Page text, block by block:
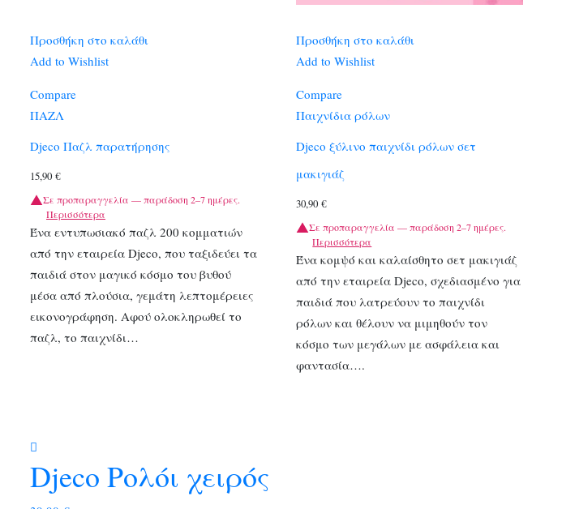
Προσθήκη στο καλάθι
Add to Wishlist
Compare
ΠΑΖΛ
Djeco Παζλ παρατήρησης
15,90 €
Σε προπαραγγελία — παράδοση 2–7 ημέρες.
Περισσότερα
Ένα εντυπωσιακό παζλ 200 κομματιών
από την εταιρεία Djeco, που ταξιδεύει τα
παιδιά στον μαγικό κόσμο του βυθού
μέσα από πλούσια, γεμάτη λεπτομέρειες
εικονογράφηση. Αφού ολοκληρωθεί το
παζλ, το παιχνίδι…
Προσθήκη στο καλάθι
Add to Wishlist
Compare
Παιχνίδια ρόλων
Djeco ξύλινο παιχνίδι ρόλων σετ
μακιγιάζ
30,90€
Σε προπαραγγελία — παράδοση 2–7 ημέρες.
Περισσότερα
Ένα κομψό και καλαίσθητο σετ μακιγιάζ
από την εταιρεία Djeco, σχεδιασμένο για
παιδιά που λατρεύουν το παιχνίδι
ρόλων και θέλουν να μιμηθούν τον
κόσμο των μεγάλων με ασφάλεια και
φαντασία….
Djeco Ρολόι χειρός